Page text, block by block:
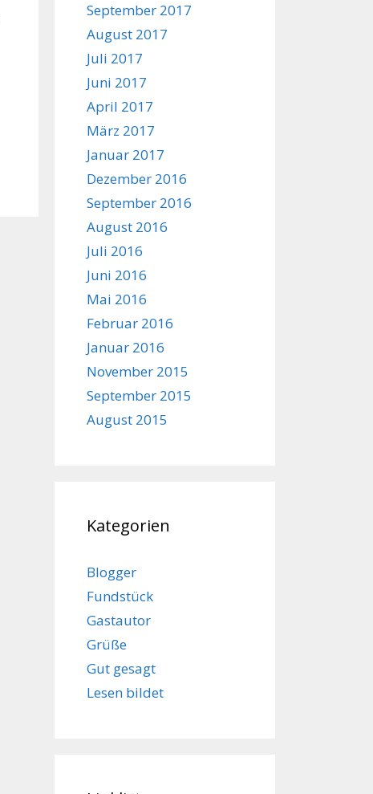
September 2017
August 2017
Juli 2017
Juni 2017
April 2017
März 2017
Januar 2017
Dezember 2016
September 2016
August 2016
Juli 2016
Juni 2016
Mai 2016
Februar 2016
Januar 2016
November 2015
September 2015
August 2015
Kategorien
Blogger
Fundstück
Gastautor
Grüße
Gut gesagt
Lesen bildet